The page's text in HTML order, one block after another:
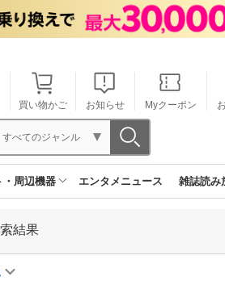
買い物かご お知らせ Myクーポン
すべてのジャンル
・周辺機器 エンタメニュース 雑誌読み
結果